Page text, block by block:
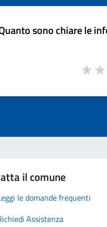
sono chiare le
il comune
le domande frequenti
Assistenza